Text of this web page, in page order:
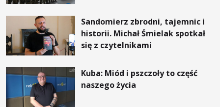
Sandomierz zbrodni, tajemnic i
historii. Michał Śmielak spotkał
się z czytelnikami
Kuba: Miód i pszczoły to część
naszego życia